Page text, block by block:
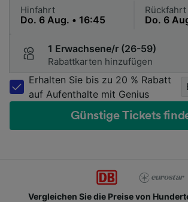
Hinfahrt Rückfahrt
1 Erwachsene/r (26-59)
Rabattkarten hinzufügen
Erhalten Sie bis zu 20 % Rabatt
auf Aufenthalte mit Genius
Günstige Tickets
Vergleichen Sie die Preise von